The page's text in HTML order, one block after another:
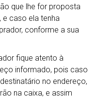
que lhe for proposta
caso ela tenha
conforme a sua
fique atento à
informado, pois caso
no endereço,
na caixa, e assim